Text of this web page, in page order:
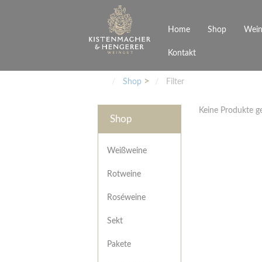
Home Shop
Weißweine
Roséweine
Junges Schwaben
Veranstaltungen
Kontakt
Shop Filter
Shop
Weißweine
Rotweine
Roséweine
Sekt
Pakete
Keine Produkte